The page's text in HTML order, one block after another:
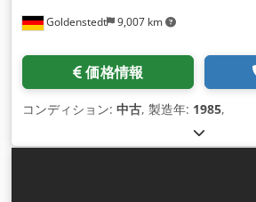
Goldenstedt 9,007 km
価格情報
コンディション: 中古, 製造年: 1985,